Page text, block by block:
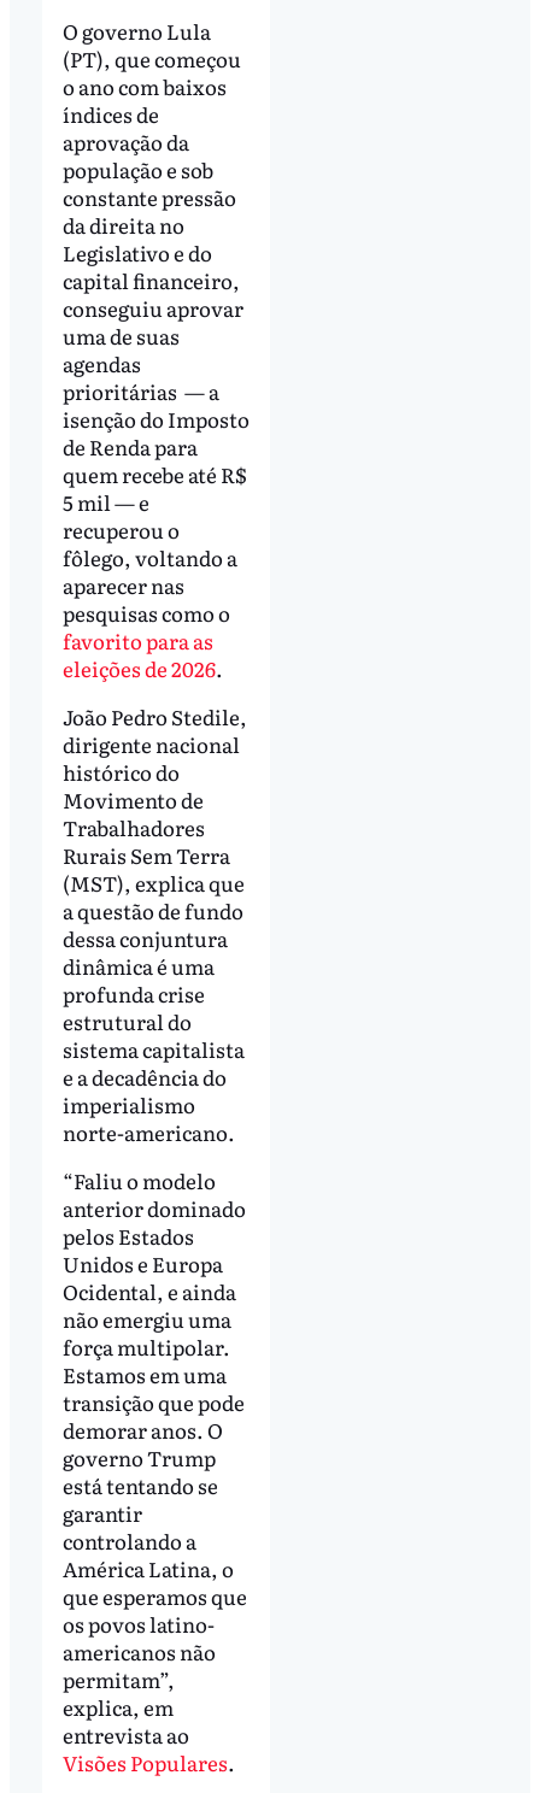
O governo Lula
(PT), que começou
o ano com baixos
índices de
aprovação da
população e sob
constante pressão
da direita no
Legislativo e do
capital financeiro,
conseguiu aprovar
uma de suas
agendas
prioritárias — a
isenção do Imposto
de Renda para
quem recebe até R$
5 mil — e
recuperou o
fôlego, voltando a
aparecer nas
pesquisas como o
favorito para as
eleições de 2026.
João Pedro Stedile,
dirigente nacional
histórico do
Movimento de
Trabalhadores
Rurais Sem Terra
(MST), explica que
a questão de fundo
dessa conjuntura
dinâmica é uma
profunda crise
estrutural do
sistema capitalista
e a decadência do
imperialismo
norte-americano.
“Faliu o modelo
anterior dominado
pelos Estados
Unidos e Europa
Ocidental, e ainda
não emergiu uma
força multipolar.
Estamos em uma
transição que pode
demorar anos. O
governo Trump
está tentando se
garantir
controlando a
América Latina, o
que esperamos que
os povos latino-
americanos não
permitam”,
explica, em
entrevista ao
Visões Populares.